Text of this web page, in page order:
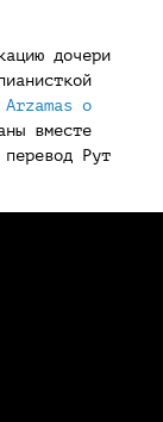
дочери
Arzamas о
вместе
Рут